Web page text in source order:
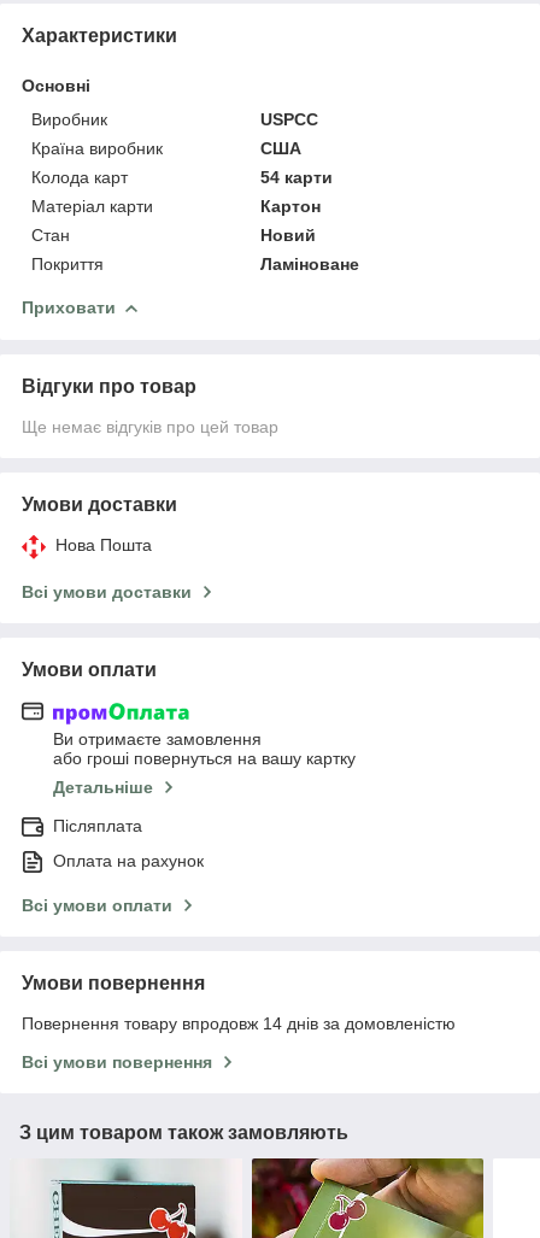
Характеристики
Основні
Виробник
USPCC
Країна виробник
США
Колода карт
54 карти
Матеріал карти
Картон
Стан
Новий
Покриття
Ламіноване
Приховати
Відгуки про товар
Ще немає відгуків про цей товар
Умови доставки
Нова Пошта
Всі умови доставки
Умови оплати
Ви отримаєте замовлення
або гроші повернуться на вашу картку
Детальніше
Післяплата
Оплата на рахунок
Всі умови оплати
Умови повернення
Повернення товару впродовж 14 днів за домовленістю
Всі умови повернення
З цим товаром також замовляють